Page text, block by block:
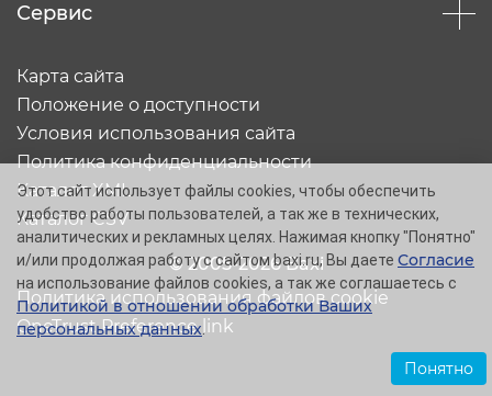
Сервис
© 2005-2026 Baxi
Карта сайта
Положение о доступности
Условия использования сайта
Политика конфиденциальности
Каталог XML
Каталог CSV
Политика использования файлов cookie
OneTrust Preference link
Этот сайт использует файлы cookies, чтобы обеспечить
удобство работы пользователей, а так же в технических,
аналитических и рекламных целях. Нажимая кнопку "Понятно"
и/или продолжая работу с сайтом baxi.ru, Вы даете Согласие
на использование файлов cookies, а так же соглашаетесь с
Политикой в отношении обработки Ваших
персональных данных.
Понятно